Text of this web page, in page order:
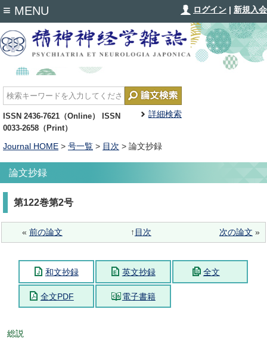
ログイン | 新規入会
詳細検索
ISSN 2436-7621（Online） ISSN
0033-2658（Print）
≡ MENU
Journal HOME > 号一覧 > 目次 > 論文抄録
論文抄録
第122巻第2号
« 前の論文 ↑ 目次 次の論文 »
和文抄録 英文抄録 全文
全文PDF 電子書籍
総説